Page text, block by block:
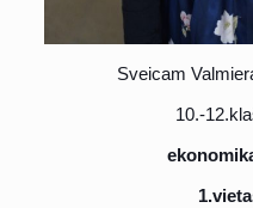
Sveicam
10.-